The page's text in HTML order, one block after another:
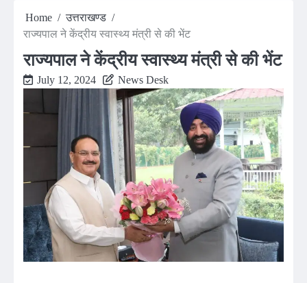
Home
उत्तराखण्ड
राज्यपाल ने केंद्रीय स्वास्थ्य मंत्री से की भेंट
राज्यपाल ने केंद्रीय स्वास्थ्य मंत्री से की भेंट
July 12, 2024 News Desk